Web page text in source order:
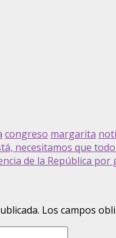
congreso margarita
necesitamos que
de la República
Los campos